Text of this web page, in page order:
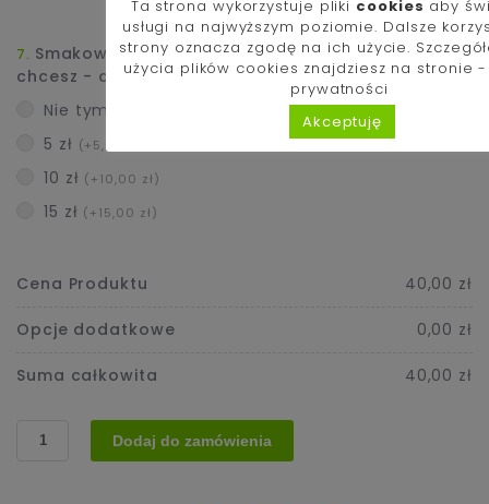
Smakowało Ci i zamawiasz kolejny raz? Jeśli
chcesz - dorzuć napiwek dla kucharza :)
Nie tym razem
5 zł (+5,00 zł)
10 zł (+10,00 zł)
15 zł (+15,00 zł)
Cena Produktu 40,00 zł
Opcje dodatkowe 0,00 zł
Suma całkowita 40,00 zł
ilość
Dodaj do zamówienia
Ta strona wykorzystuje pliki cookies aby
usługi na najwyższym poziomie. Dalsze
strony oznacza zgodę na ich użycie.
użycia plików cookies znajdziesz na stronie
prywatności
Akceptuję